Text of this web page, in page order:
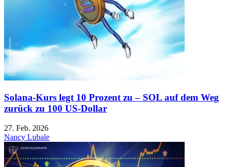
Solana-Kurs legt 10 Prozent zu – SOL auf dem Weg
zurück zu 100 US-Dollar
27. Feb. 2026
Nancy Lubale